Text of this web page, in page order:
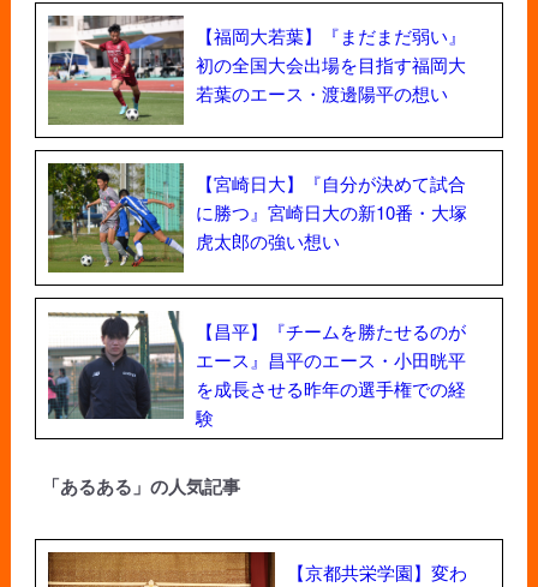
【福岡大若葉】『まだまだ弱い』
初の全国大会出場を目指す福岡大
若葉のエース・渡邊陽平の想い
【宮崎日大】『自分が決めて試合
に勝つ』宮崎日大の新10番・大塚
虎太郎の強い想い
【昌平】『チームを勝たせるのが
エース』昌平のエース・小田晄平
を成長させる昨年の選手権での経
験
「あるある」の人気記事
【京都共栄学園】変わ